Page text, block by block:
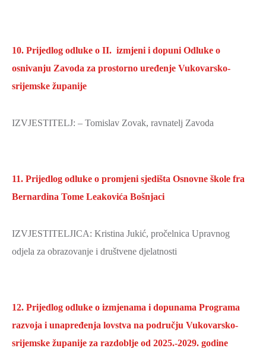
10. Prijedlog odluke o II. izmjeni i dopuni Odluke o
osnivanju Zavoda za prostorno uređenje Vukovarsko-
srijemske županije
IZVJESTITELJ: – Tomislav Zovak, ravnatelj Zavoda
11. Prijedlog odluke o promjeni sjedišta Osnovne škole fra
Bernardina Tome Leakovića Bošnjaci
IZVJESTITELJICA: Kristina Jukić, pročelnica Upravnog
odjela za obrazovanje i društvene djelatnosti
12. Prijedlog odluke o izmjenama i dopunama Programa
razvoja i unapređenja lovstva na području Vukovarsko-
srijemske županije za razdoblje od 2025.-2029. godine